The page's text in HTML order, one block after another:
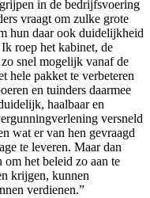
in de bedrijfsvoering
vraagt om zulke grote
hun daar ook duidelijkheid
roep het kabinet, de
snel mogelijk vanaf de
hele pakket te verbeteren
en tuinders daarmee
haalbaar en
versneld
wat er van hen gevraagd
te leveren. Maar dan
het beleid zo aan te
krijgen, kunnen
verdienen.”